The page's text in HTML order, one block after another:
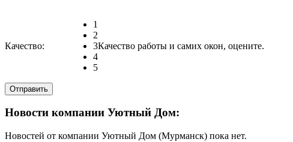
Качество:
1
2
3
4
5
Качество работы и самих окон, оцените.
Новости компании Уютный Дом:
Новостей от компании Уютный Дом (Мурманск) пока нет.